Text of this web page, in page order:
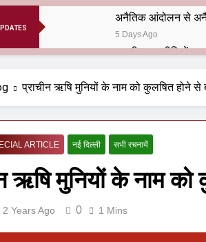
अनैतिक आंदोलन से
5 Days Ago
आर्य समाज मधुबनी
हरियाणा सरकार के
1 Year Ago
आतंकवाद के जड़मूल नाश
1 Year Ago
पाकिस्तान और PoK में
1 Year Ago
प्राचीन ऋषि मुनियों के नाम को कुलषित होने से
ARTICLE नई दिल्ली सभी रचनायें
ऋषि मुनियों के नाम को
2 Years Ago 0 1 Mins